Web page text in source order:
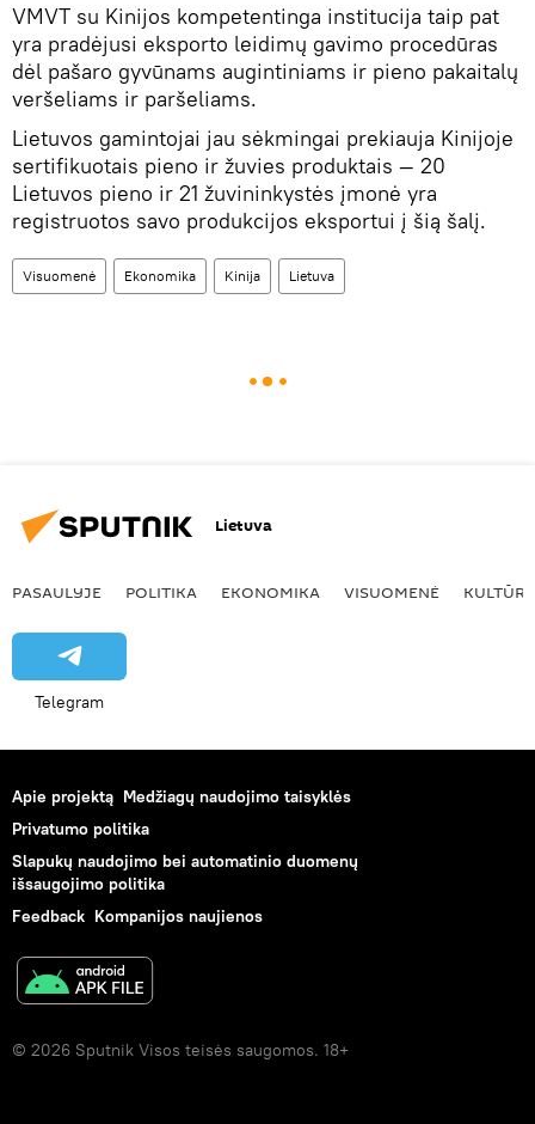
VMVT su Kinijos kompetentinga institucija taip pat
yra pradėjusi eksporto leidimų gavimo procedūras
dėl pašaro gyvūnams augintiniams ir pieno pakaitalų
veršeliams ir paršeliams.
Lietuvos gamintojai jau sėkmingai prekiauja Kinijoje
sertifikuotais pieno ir žuvies produktais — 20
Lietuvos pieno ir 21 žuvininkystės įmonė yra
registruotos savo produkcijos eksportui į šią šalį.
Visuomenė Ekonomika Kinija Lietuva
Lietuva
PASAULYJE POLITIKA EKONOMIKA VISUOMENĖ KULTŪRA
Telegram
Apie projektą Medžiagų naudojimo taisyklės
Privatumo politika
Slapukų naudojimo bei automatinio duomenų
išsaugojimo politika
Feedback Kompanijos naujienos
© 2026 Sputnik Visos teisės saugomos. 18+